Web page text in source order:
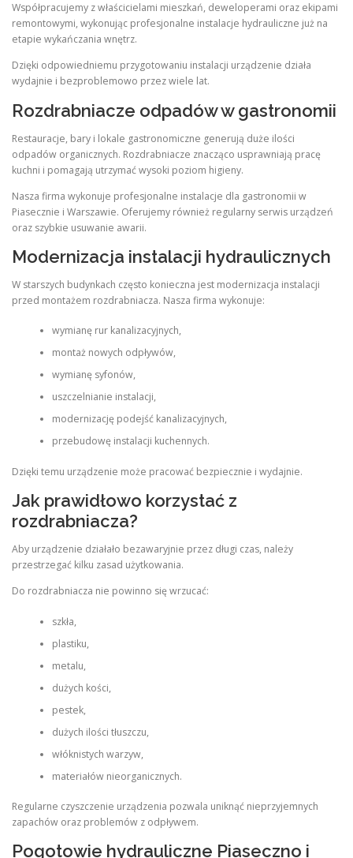
Współpracujemy z właścicielami mieszkań, deweloperami oraz ekipami
remontowymi, wykonując profesjonalne instalacje hydrauliczne już na
etapie wykańczania wnętrz.
Dzięki odpowiedniemu przygotowaniu instalacji urządzenie działa
wydajnie i bezproblemowo przez wiele lat.
Rozdrabniacze odpadów w gastronomii
Restauracje, bary i lokale gastronomiczne generują duże ilości
odpadów organicznych. Rozdrabniacze znacząco usprawniają pracę
kuchni i pomagają utrzymać wysoki poziom higieny.
Nasza firma wykonuje profesjonalne instalacje dla gastronomii w
Piasecznie i Warszawie. Oferujemy również regularny serwis urządzeń
oraz szybkie usuwanie awarii.
Modernizacja instalacji hydraulicznych
W starszych budynkach często konieczna jest modernizacja instalacji
przed montażem rozdrabniacza. Nasza firma wykonuje:
wymianę rur kanalizacyjnych,
montaż nowych odpływów,
wymianę syfonów,
uszczelnianie instalacji,
modernizację podejść kanalizacyjnych,
przebudowę instalacji kuchennych.
Dzięki temu urządzenie może pracować bezpiecznie i wydajnie.
Jak prawidłowo korzystać z
rozdrabniacza?
Aby urządzenie działało bezawaryjnie przez długi czas, należy
przestrzegać kilku zasad użytkowania.
Do rozdrabniacza nie powinno się wrzucać:
szkła,
plastiku,
metalu,
dużych kości,
pestek,
dużych ilości tłuszczu,
włóknistych warzyw,
materiałów nieorganicznych.
Regularne czyszczenie urządzenia pozwala uniknąć nieprzyjemnych
zapachów oraz problemów z odpływem.
Pogotowie hydrauliczne Piaseczno i